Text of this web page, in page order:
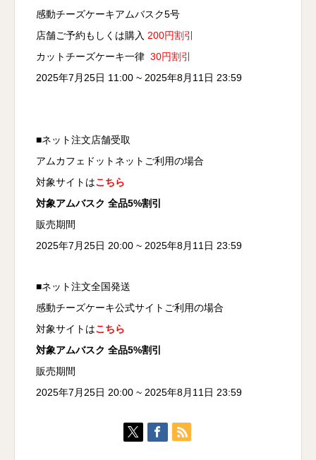
感動チーズケーキアムバスク5号
店舗ご予約もしくは購入 200円割引
カットチーズケーキ一律 30円割引
2025年7月25日 11:00 ~ 2025年8月11日 23:59
■ネット注文店舗受取
アムカフェドットネットご利用の場合
対象サイトはこちら
対象アムバスク 全品5%割引
販売期間
2025年7月25日 20:00 ~ 2025年8月11日 23:59
■ネット注文全国発送
感動チーズケーキ公式サイトご利用の場合
対象サイトはこちら
対象アムバスク 全品5%割引
販売期間
2025年7月25日 20:00 ~ 2025年8月11日 23:59